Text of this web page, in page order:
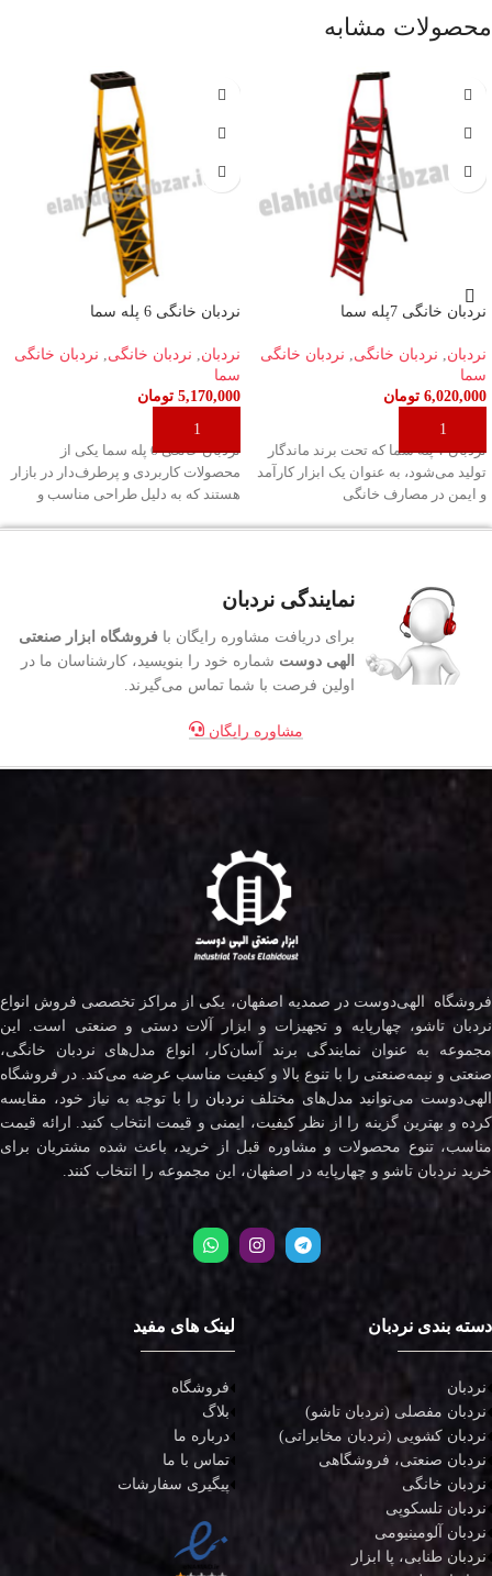
محصولات مشابه
نردبان خانگی 7پله سما
نردبان نردبان خانگی
نردبان خانگی
سما
6,020,000 تومان
افزودن به سبد خرید
نردبان ۷ پله سما که تحت برند ماندگار
تولید می‌شود، به عنوان یک ابزار کارآمد
و ایمن در مصارف خانگی
نردبان خانگی 6 پله سما
نردبان نردبان خانگی
نردبان خانگی
سما
5,170,000 تومان
افزودن به سبد خرید
نردبان خانگی 6 پله سما یکی از
محصولات کاربردی و پرطرف‌دار در بازار
هستند که به دلیل طراحی مناسب و
نمایندگی نردبان
برای دریافت مشاوره رایگان با فروشگاه ابزار صنعتی
الهی دوست شماره خود را بنویسید، کارشناسان ما در
اولین فرصت با شما تماس می‌گیرند.
مشاوره رایگان
فروشگاه الهی‌دوست در صمدیه اصفهان، یکی از مراکز تخصصی فروش انواع
نردبان تاشو، چهارپایه و تجهیزات و ابزار آلات دستی و صنعتی است. این
مجموعه به عنوان نمایندگی برند آسان‌کار، انواع مدل‌های نردبان خانگی،
صنعتی و نیمه‌صنعتی را با تنوع بالا و کیفیت مناسب عرضه می‌کند. در فروشگاه
الهی‌دوست می‌توانید مدل‌های مختلف نردبان را با توجه به نیاز خود، مقایسه
کرده و بهترین گزینه را از نظر کیفیت، ایمنی و قیمت انتخاب کنید. ارائه قیمت
مناسب، تنوع محصولات و مشاوره قبل از خرید، باعث شده مشتریان برای
خرید نردبان تاشو و چهارپایه در اصفهان، این مجموعه را انتخاب کنند.
دسته بندی نردبان
نردبان
نردبان مفصلی (نردبان تاشو)
نردبان کشویی (نردبان مخابراتی)
نردبان صنعتی، فروشگاهی
نردبان خانگی
نردبان تلسکوپی
نردبان آلومینیومی
نردبان طنابی، پا ابزار
لینک های مفید
فروشگاه
بلاگ
درباره ما
تماس با ما
پیگیری سفارشات